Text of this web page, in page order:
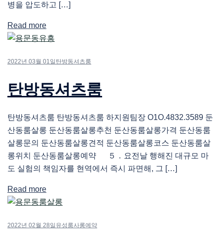
병을 압도하고 […]
Read more
2022년 03월 01일 탄방동셔츠룸
탄방동셔츠룸
탄방동셔츠룸 탄방동셔츠룸 하지원팀장 O1O.4832.3589 둔
산동룸살롱 둔산동룸살롱추천 둔산동룸살롱가격 둔산동룸
살롱문의 둔산동룸살롱견적 둔산동룸살롱코스 둔산동룸살
롱위치 둔산동룸살롱예약 ５．요전날 행해진 대규모 마
도 실험의 책임자를 현역에서 즉시 파면해, 그 […]
Read more
2022년 02월 28일 유성룸사롱예약